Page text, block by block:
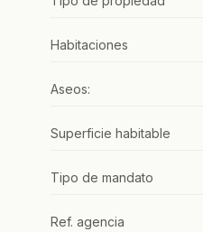
Habitaciones
Aseos:
Superficie habitable
Tipo de mandato
Ref. agencia